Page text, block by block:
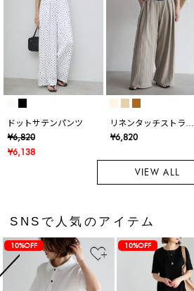
ドットサテンパンツ
¥6,820
¥6,138
リネンタッチストライ
プタックワイドパンツ
¥6,820
VIEW ALL
SNSで人気のアイテム
10%OFF 10%OFF